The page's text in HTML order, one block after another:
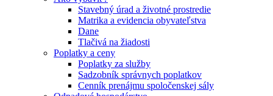
Stavebný úrad a životné prostredie
Matrika a evidencia obyvateľstva
Dane
Tlačivá na žiadosti
Poplatky a ceny
Poplatky za služby
Sadzobník správnych poplatkov
Cenník prenájmu spoločenskej sály